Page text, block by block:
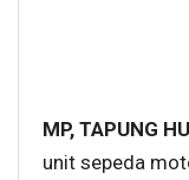
MP, TAPUNG
unit sepeda